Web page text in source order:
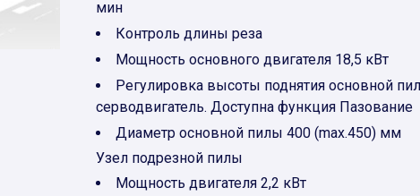
мин
Контроль длины реза
Мощность основного двигателя 18,5 кВт
Регулировка высоты поднятия основной
серводвигатель. Доступна функция Пазование
Диаметр основной пилы 400 (max.450) мм
Узел подрезной пилы
Мощность двигателя 2,2 кВт